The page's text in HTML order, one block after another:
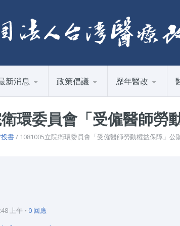
新消息 政策倡議 歷年醫改
環委員會「受僱醫師勞
書/ 1081005立院衛環委員會「受僱醫師勞動權益保障」公
上午 0 回應